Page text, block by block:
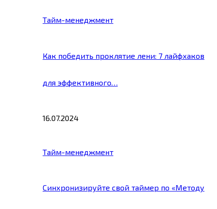
Тайм-менеджмент
Как победить проклятие лени: 7 лайфхаков
для эффективного…
16.07.2024
Тайм-менеджмент
Синхронизируйте свой таймер по «Методу